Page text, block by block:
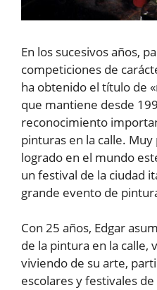
En los sucesivos años,
competiciones de
ha obtenido el título de
que mantiene desde
reconocimiento
pinturas en la calle.
logrado en el mundo
un festival de la ciudad
grande evento de
Con 25 años, Edgar
de la pintura en la calle,
viviendo de su arte,
escolares y festivales